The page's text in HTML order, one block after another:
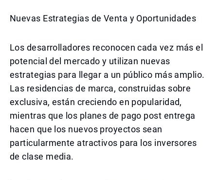
Nuevas Estrategias de Venta y Oportunidades
Los desarrolladores reconocen cada vez más el
potencial del mercado y utilizan nuevas
estrategias para llegar a un público más amplio.
Las residencias de marca, construidas sobre
exclusiva, están creciendo en popularidad,
mientras que los planes de pago post entrega
hacen que los nuevos proyectos sean
particularmente atractivos para los inversores
de clase media.